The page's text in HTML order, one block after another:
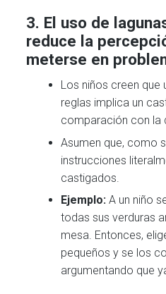
3. El uso de
reduce la
meterse en
Los niños creen que
reglas implica un
comparación con la
Asumen que, como
instrucciones
castigados.
Ejemplo: A un niño
todas sus verduras
mesa. Entonces,
pequeños y se los
argumentando que